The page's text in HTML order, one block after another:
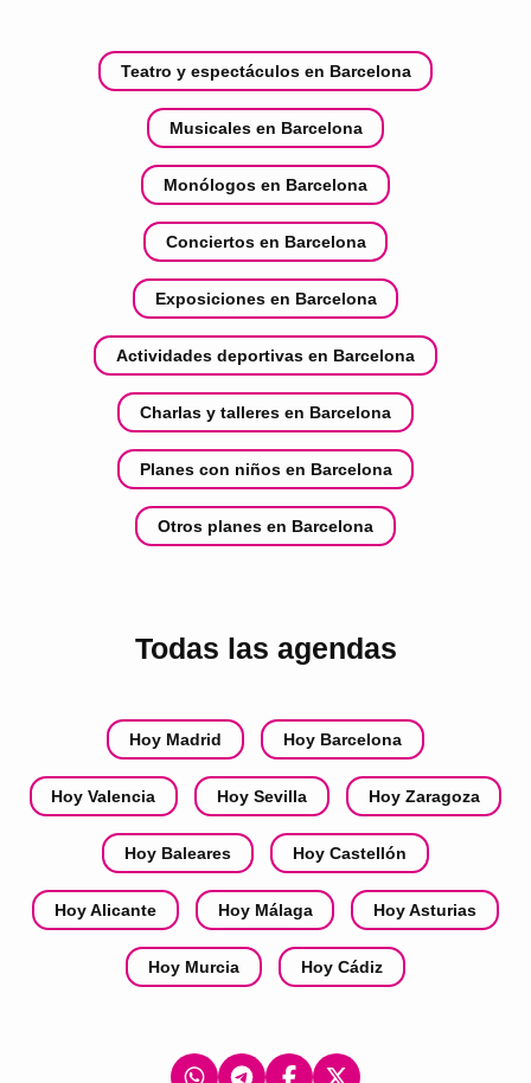
Teatro y espectáculos en Barcelona
Musicales en Barcelona
Monólogos en Barcelona
Conciertos en Barcelona
Exposiciones en Barcelona
Actividades deportivas en Barcelona
Charlas y talleres en Barcelona
Planes con niños en Barcelona
Otros planes en Barcelona
Todas las agendas
Hoy Madrid Hoy Barcelona
Hoy Valencia Hoy Sevilla Hoy Zaragoza
Hoy Baleares Hoy Castellón
Hoy Alicante Hoy Málaga Hoy Asturias
Hoy Murcia Hoy Cádiz